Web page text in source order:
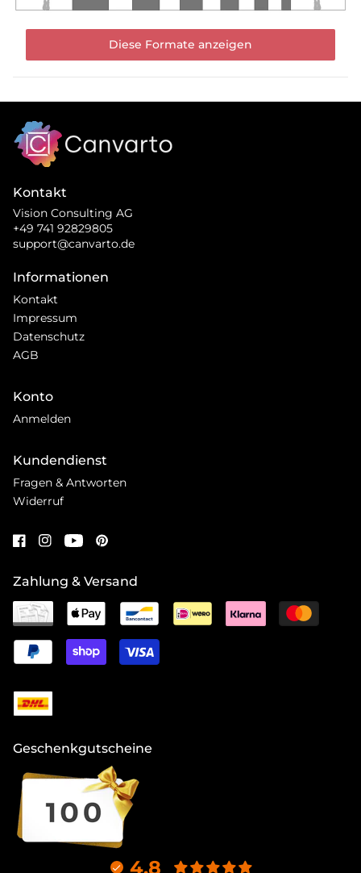
Diese Formate anzeigen
Kontakt
Vision Consulting AG
+49 741 92829805
support@canvarto.de
Informationen
Kontakt
Impressum
Datenschutz
AGB
Konto
Anmelden
Kundendienst
Fragen & Antworten
Widerruf
Zahlung & Versand
Geschenkgutscheine
4.8